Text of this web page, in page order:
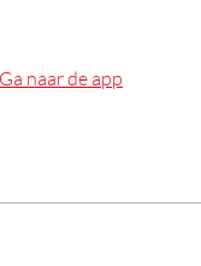
Ga naar de app